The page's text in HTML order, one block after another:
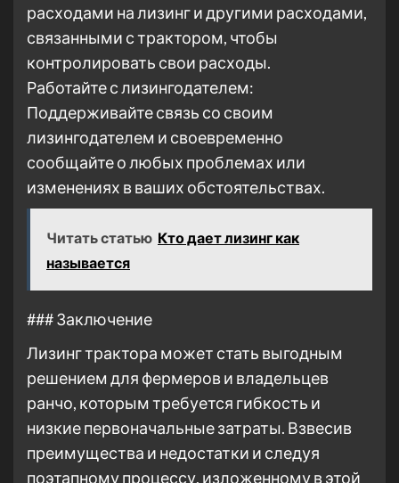
расходами на лизинг и другими расходами,
связанными с трактором, чтобы
контролировать свои расходы.
Работайте с лизингодателем:
Поддерживайте связь со своим
лизингодателем и своевременно
сообщайте о любых проблемах или
изменениях в ваших обстоятельствах.
Читать статью Кто дает лизинг как
называется
### Заключение
Лизинг трактора может стать выгодным
решением для фермеров и владельцев
ранчо, которым требуется гибкость и
низкие первоначальные затраты. Взвесив
преимущества и недостатки и следуя
поэтапному процессу, изложенному в этой